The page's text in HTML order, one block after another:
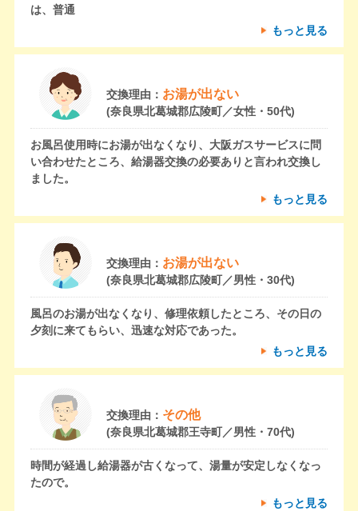
は、普通
もっと見る
交換理由： お湯が出ない
(奈良県北葛城郡広陵町／女性・50代)
お風呂使用時にお湯が出なくなり、大阪ガスサービスに問
い合わせたところ、給湯器交換の必要ありと言われ交換し
ました。
もっと見る
交換理由： お湯が出ない
(奈良県北葛城郡広陵町／男性・30代)
風呂のお湯が出なくなり、修理依頼したところ、その日の
夕刻に来てもらい、迅速な対応であった。
もっと見る
交換理由： その他
(奈良県北葛城郡王寺町／男性・70代)
時間が経過し給湯器が古くなって、湯量が安定しなくなっ
たので。
もっと見る